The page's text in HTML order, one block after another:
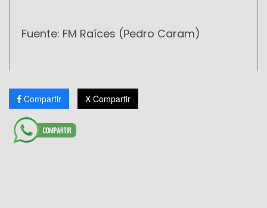
Fuente: FM Raíces (Pedro Caram)
Compartir X Compartir